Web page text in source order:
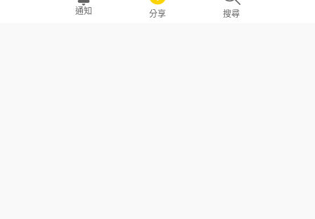
職場透明化運動
通知 分享 搜尋